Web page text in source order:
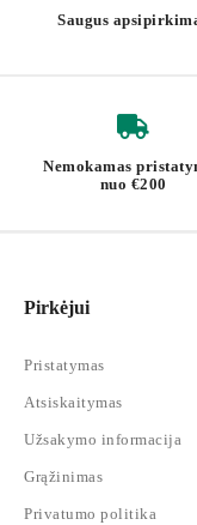
vertina kokybę,
Saugus
Nemokamas
nuo €200
Pirkėjui
Pristatymas
Atsiskaitymas
Užsakymo informacija
Grąžinimas
Privatumo politika